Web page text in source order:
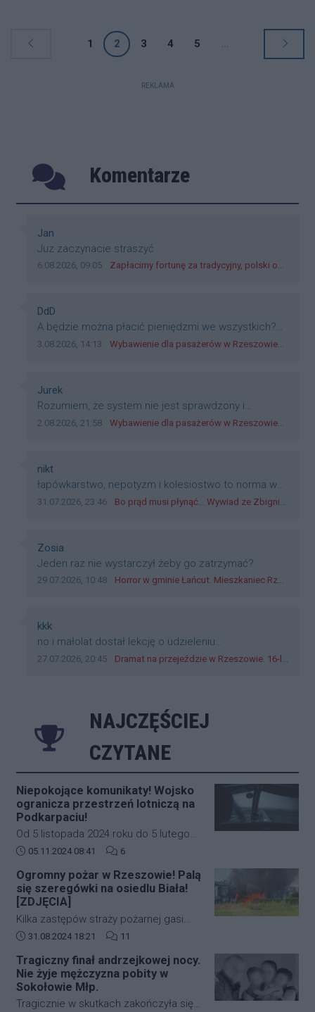
1 2 3 4 5
REKLAMA
Komentarze
Autor komentarza:
Jan
Treść komentarza:
Juz zaczynacie straszyć
Data dodania komentarza:
6.08.2026, 09:05 Źródło komentarza:
Zapłacimy fortunę za tradycyjny, polski obiad?! Ceny ziemniaków w skupach skoczyły o 265 procent!
Autor komentarza:
DdD
Treść komentarza:
A będzie można płacić pieniędzmi we wszystkich?
Bo banknoty emitowane przez Narodowy Bank
dyskryminację.
Data dodania komentarza:
3.08.2026, 14:13 Źródło komentarza:
Wybawienie dla pasażerów w Rzeszowie? W mieście ruszyły testy nowego rozwiązania
Autor komentarza:
Jurek
Treść komentarza:
Rozumiem, że system nie jest sprawdzony i
przetestowany. Wybieram się z mim młodym do
radę. Albo ogarną, jak to teraz młode ludzie mówią.
Data dodania komentarza:
2.08.2026, 21:58 Źródło komentarza:
Wybawienie dla pasażerów w Rzeszowie? W mieście ruszyły testy nowego rozwiązania
Autor komentarza:
nikt
Treść komentarza:
łapówkarstwo, nepotyzm i kolesiostwo to norma w
pge dystrybucja rzeszów, takie ***e jak wozowicz
Data dodania komentarza:
31.07.2026, 23:46 Źródło komentarza:
Bo prąd musi płynąć... Wywiad ze Zbigniewem Możdżeniem - Dyrektorem Generalnym Oddziału PGE Dystrybucja w Rzeszowie
Autor komentarza:
Zosia
Treść komentarza:
Jeden raz nie wystarczył żeby go zatrzymać?
Data dodania komentarza:
29.07.2026, 10:48 Źródło komentarza:
Horror w gminie Łańcut. Mieszkaniec Rzeszowa terroryzował rodzinę nożem i zaatakował policjantów! [VIDEO]
Autor komentarza:
kkk
Treść komentarza:
no i małolat dostał lekcję o udzieleniu
pierwszeństwa
Data dodania komentarza:
27.07.2026, 20:45 Źródło komentarza:
Dramat na przejeździe w Rzeszowie. 16-latek na hulajnodze wjechał wprost pod szynobus
NAJCZĘŚCIEJ
CZYTANE
Niepokojące komunikaty! Wojsko
ogranicza przestrzeń lotniczą na
Podkarpaciu!
Od 5 listopada 2024 roku do 5 lutego
2025 roku w południowo-wschodniej
obowiązywać będą nowe, bardziej
restrykcyjne zasady dotyczące ruchu
lotniczego. Decyzja ta została podjęta
na wniosek Dowództwa Operacyjnego
Rodzajów Sił Zbrojnych i wprowadza
strefę ograniczonej lotności EP R125.
Data dodania artykułu:
05.11.2024 08:41 Liczba komentarzy artykułu:
6
Ogromny pożar w Rzeszowie! Palą
się szeregówki na osiedlu Biała!
[ZDJĘCIA]
Kilka zastępów straży pożarnej gasi
duży pożar budynków mieszkalnych w
kardynała Karola Wojtyły na
rzeszowskim osiedlu Biała.
Data dodania artykułu:
31.08.2024 18:21 Liczba komentarzy artykułu:
11
Tragiczny finał andrzejkowej nocy.
Nie żyje mężczyzna pobity w
Sokołowie Młp.
Tragicznie w skutkach zakończyła się